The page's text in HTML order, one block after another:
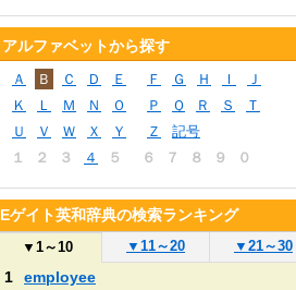
アルファベットから探す
Ａ Ｂ Ｃ Ｄ Ｅ Ｆ Ｇ Ｈ Ｉ
Ｊ
Ｋ
Ｌ Ｍ Ｎ Ｏ Ｐ Ｑ Ｒ Ｓ
Ｔ
Ｕ
Ｖ Ｗ Ｘ Ｙ Ｚ
記号
１
２ ３ ４ ５ ６ ７ ８ ９ ０
Eゲイト英和辞典の検索ランキング
▼ 1～10 ▼ 11～20 ▼ 21～30
1
employee